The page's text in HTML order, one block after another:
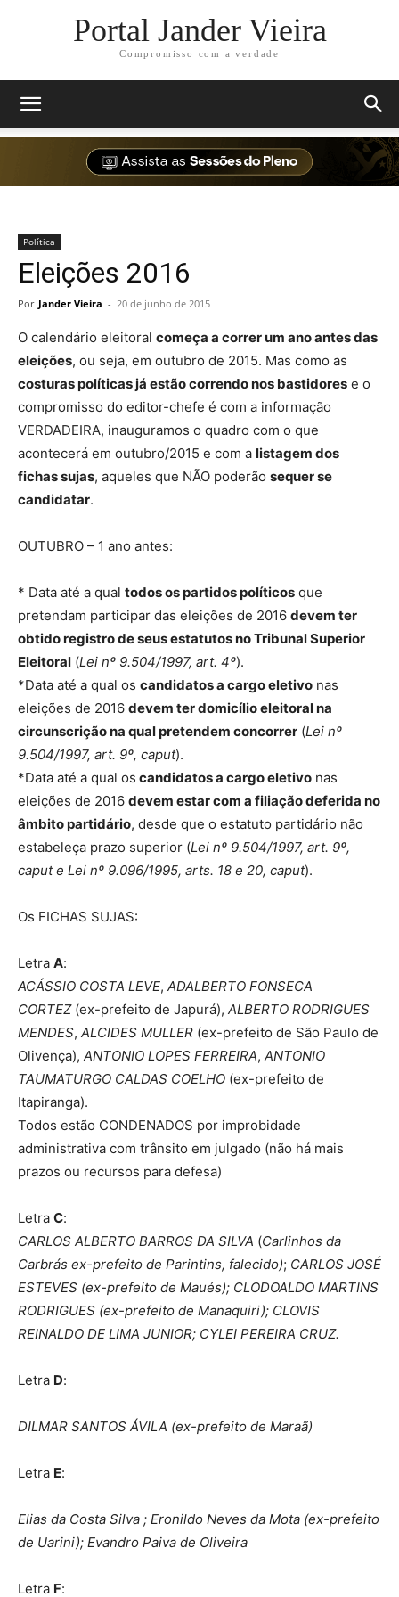
Portal Jander Vieira
Compromisso com a verdade
Política
Eleições 2016
Por Jander Vieira - 20 de junho de 2015
O calendário eleitoral começa a correr um ano antes das
eleições, ou seja, em outubro de 2015. Mas como as
costuras políticas já estão correndo nos bastidores e o
compromisso do editor-chefe é com a informação
VERDADEIRA, inauguramos o quadro com o que
acontecerá em outubro/2015 e com a listagem dos
fichas sujas, aqueles que NÃO poderão sequer se
candidatar.
OUTUBRO – 1 ano antes:
* Data até a qual todos os partidos políticos que
pretendam participar das eleições de 2016 devem ter
obtido registro de seus estatutos no Tribunal Superior
Eleitoral (Lei nº 9.504/1997, art. 4º).
*Data até a qual os candidatos a cargo eletivo nas
eleições de 2016 devem ter domicílio eleitoral na
circunscrição na qual pretendem concorrer (Lei nº
9.504/1997, art. 9º, caput).
*Data até a qual os candidatos a cargo eletivo nas
eleições de 2016 devem estar com a filiação deferida no
âmbito partidário, desde que o estatuto partidário não
estabeleça prazo superior (Lei nº 9.504/1997, art. 9º,
caput e Lei nº 9.096/1995, arts. 18 e 20, caput).
Os FICHAS SUJAS:
Letra A:
ACÁSSIO COSTA LEVE, ADALBERTO FONSECA
CORTEZ (ex-prefeito de Japurá), ALBERTO RODRIGUES
MENDES, ALCIDES MULLER (ex-prefeito de São Paulo de
Olivença), ANTONIO LOPES FERREIRA, ANTONIO
TAUMATURGO CALDAS COELHO (ex-prefeito de
Itapiranga).
Todos estão CONDENADOS por improbidade
administrativa com trânsito em julgado (não há mais
prazos ou recursos para defesa)
Letra C:
CARLOS ALBERTO BARROS DA SILVA (Carlinhos da
Carbrás ex-prefeito de Parintins, falecido); CARLOS JOSÉ
ESTEVES (ex-prefeito de Maués); CLODOALDO MARTINS
RODRIGUES (ex-prefeito de Manaquiri); CLOVIS
REINALDO DE LIMA JUNIOR; CYLEI PEREIRA CRUZ.
Letra D:
DILMAR SANTOS ÁVILA (ex-prefeito de Maraã)
Letra E:
Elias da Costa Silva ; Eronildo Neves da Mota (ex-prefeito
de Uarini); Evandro Paiva de Oliveira
Letra F: